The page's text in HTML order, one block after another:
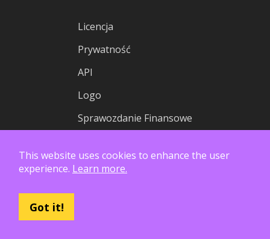
Licencja
Prywatność
API
Logo
Sprawozdanie Finansowe
This website uses cookies to enhance the user
experience. Learn more.
Got it!